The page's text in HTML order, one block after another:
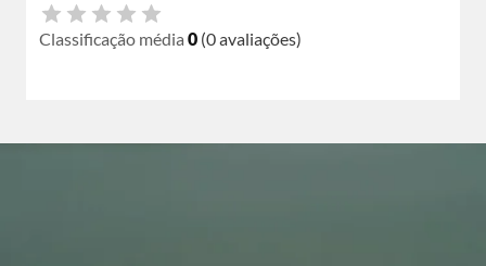
Classificação média 0 (0 avaliações)